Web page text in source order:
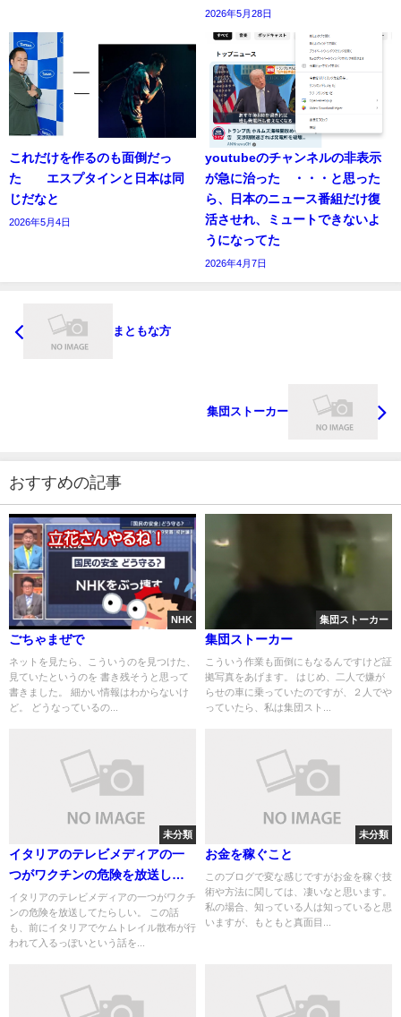
2026年5月28日
これだけを作るのも面倒だっ
た エスプタインと日本は同
じだなと
2026年5月4日
youtubeのチャンネルの非表示
が急に治った ・・・と思った
ら、日本のニュース番組だけ復
活させれ、ミュートできないよ
うになってた
2026年4月7日
まともな方
集団ストーカー
おすすめの記事
NHK
ごちゃまぜで
ネットを見たら、こういうのを見つけた、
見ていたというのを 書き残そうと思って
書きました。 細かい情報はわからないけ
ど。 どうなっているの...
集団ストーカー
集団ストーカー
こういう作業も面倒にもなるんですけど証
拠写真をあげます。 はじめ、二人で嫌が
らせの車に乗っていたのですが、２人でや
っていたら、私は集団スト...
未分類
イタリアのテレビメディアの一
つがワクチンの危険を放送して
たらしい 備忘録用
イタリアのテレビメディアの一つがワクチ
ンの危険を放送してたらしい。 この話
も、前にイタリアでケムトレイル散布が行
われて入るっぽいという話を...
未分類
お金を稼ぐこと
このブログで変な感じですがお金を稼ぐ技
術や方法に関しては、凄いなと思います。
私の場合、知っている人は知っていると思
いますが、もともと真面目...